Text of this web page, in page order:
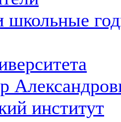
школьные
институт